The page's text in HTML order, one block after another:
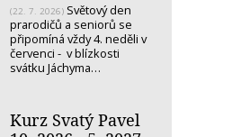
(22. 7. 2026) Světový den
prarodičů a seniorů se
připomíná vždy 4. neděli v
červenci - v blízkosti
svátku Jáchyma…
Kurz Svatý Pavel